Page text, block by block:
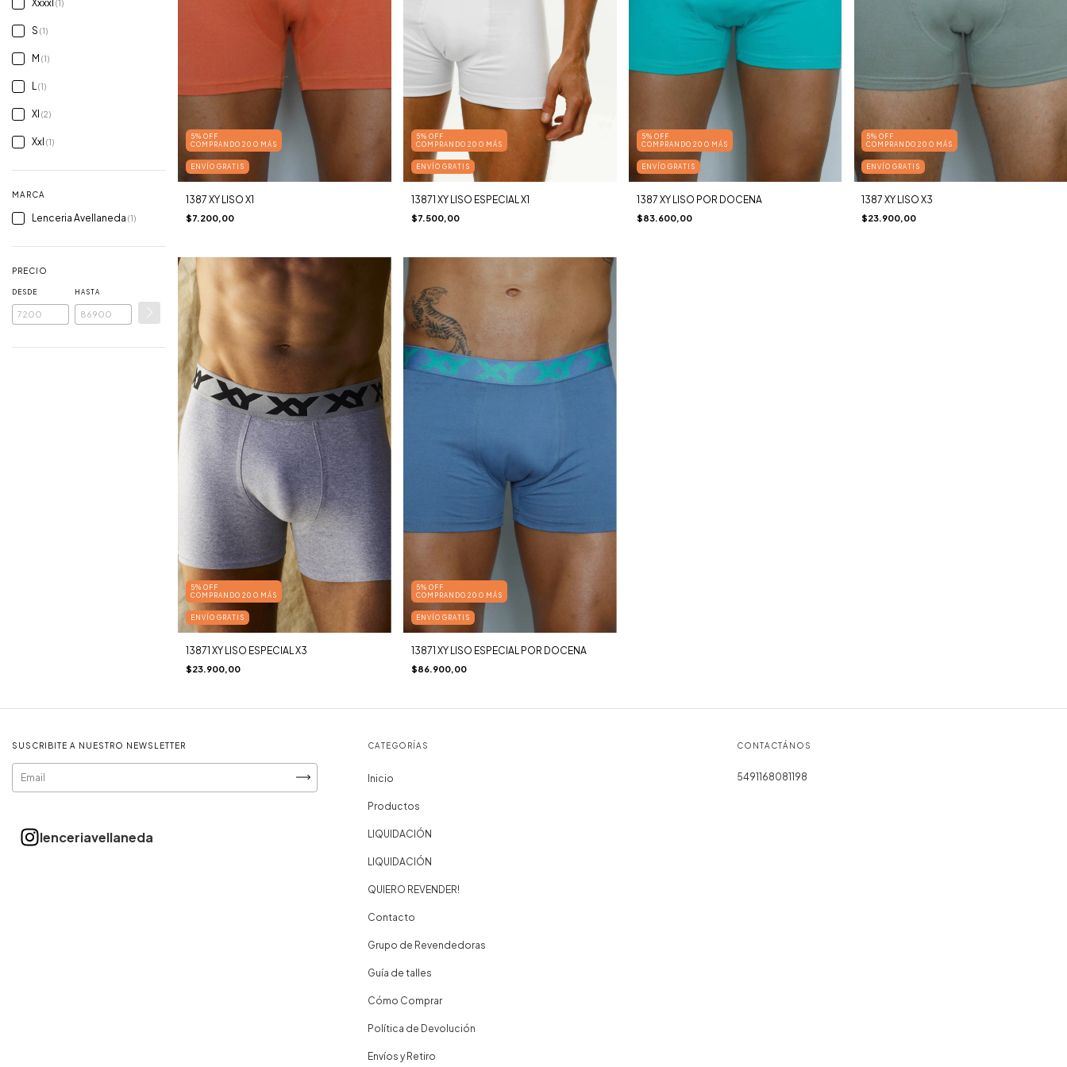
Xxxxl (1)
S (1)
M (1)
L(1)
Xl (2)
Xxl (1)
MARCA
Lenceria Avellaneda (1)
PRECIO
DESDE HASTA
5% OFF
COMPRANDO 20 O MÁS
ENVÍO GRATIS
1387 XY LISO X1
$7.200,00
5% OFF
COMPRANDO 20 O MÁS
ENVÍO GRATIS
13871 XY LISO ESPECIAL X1
$7.500,00
5% OFF
COMPRANDO 20 O MÁS
ENVÍO GRATIS
1387 XY LISO POR DOCENA
$83.600,00
5% OFF
COMPRANDO 20 O MÁS
ENVÍO GRATIS
1387 XY LISO X3
$23.900,00
5% OFF
COMPRANDO 20 O MÁS
ENVÍO GRATIS
13871 XY LISO ESPECIAL X3
$23.900,00
5% OFF
COMPRANDO 20 O MÁS
ENVÍO GRATIS
13871 XY LISO ESPECIAL POR DOCENA
$86.900,00
SUSCRIBITE A NUESTRO NEWSLETTER CATEGORÍAS
Inicio
Productos
LIQUIDACIÓN
LIQUIDACIÓN
QUIERO REVENDER!
Contacto
Grupo de Revendedoras
Guía de talles
Cómo Comprar
Política de Devolución
Envíos y Retiro
CONTACTÁNOS
5491168081198